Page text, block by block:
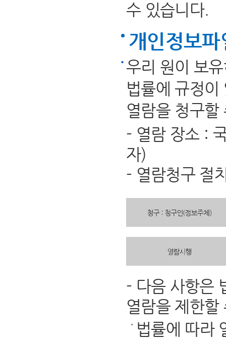
수 있습니다.
개인정보
우리 원이 보유
법률에 규정
열람을 청구할
- 열람 장소 :
자)
- 열람청구 절
- 다음 사항은
열람을 제한할
법률에 따라